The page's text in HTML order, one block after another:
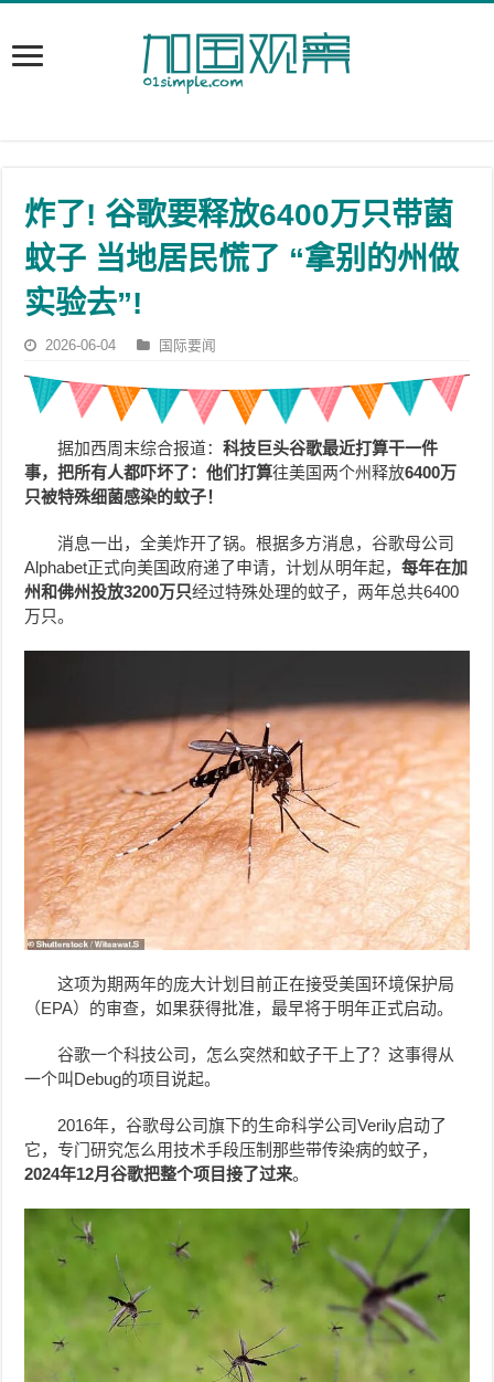
炸了! 谷歌要释放6400万只带菌
蚊子 当地居民慌了 “拿别的州做
实验去”!
2026-06-04 国际要闻
据加西周末综合报道：科技巨头谷歌最近打算干一件
事，把所有人都吓坏了：他们打算往美国两个州释放6400万
只被特殊细菌感染的蚊子！
消息一出，全美炸开了锅。根据多方消息，谷歌母公司
Alphabet正式向美国政府递了申请，计划从明年起，每年在加
州和佛州投放3200万只经过特殊处理的蚊子，两年总共6400
万只。
这项为期两年的庞大计划目前正在接受美国环境保护局
（EPA）的审查，如果获得批准，最早将于明年正式启动。
谷歌一个科技公司，怎么突然和蚊子干上了？这事得从
一个叫Debug的项目说起。
2016年，谷歌母公司旗下的生命科学公司Verily启动了
它，专门研究怎么用技术手段压制那些带传染病的蚊子，
2024年12月谷歌把整个项目接了过来。